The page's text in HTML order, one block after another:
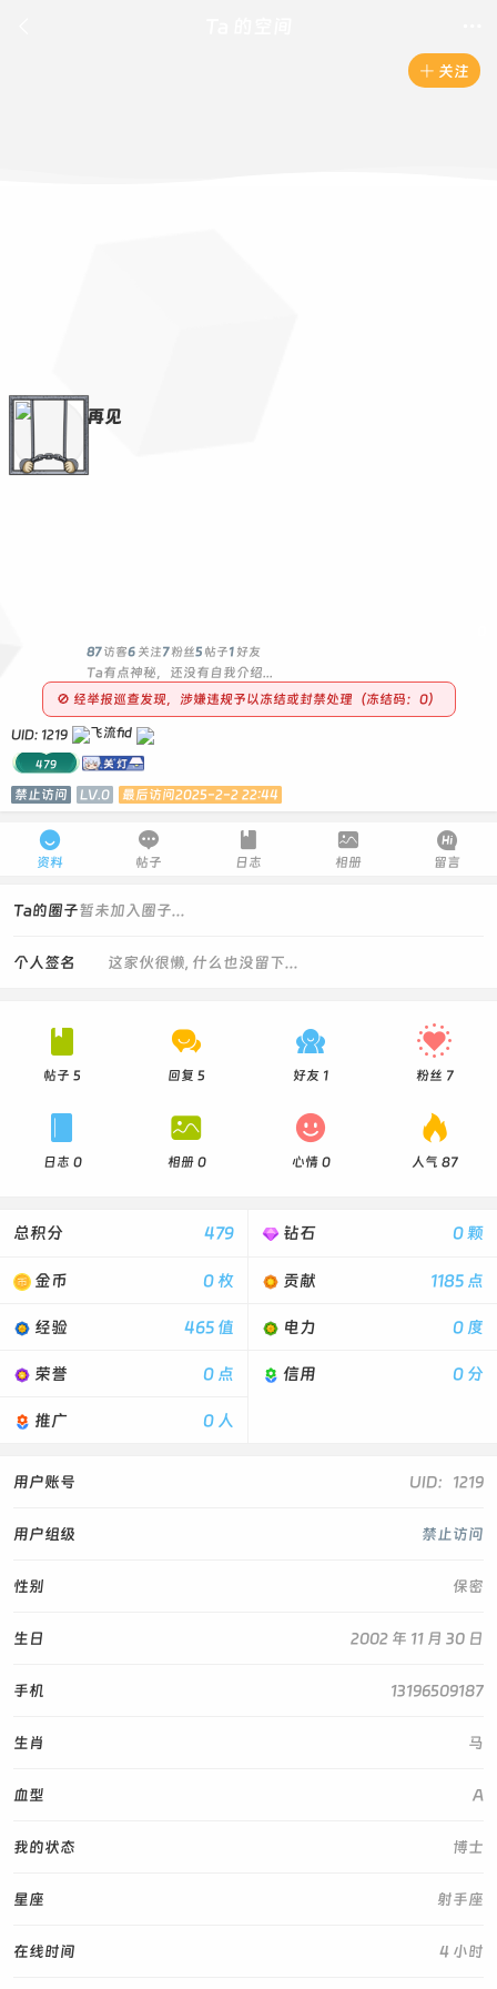
 关注
再见
87 访客6 关注7粉丝5 帖子1 好友
Ta有点神秘，还没有自我介绍...
🚫 经举报巡查发现，涉嫌违规予以冻结或封禁处理（冻结码：0）
UID: 1219
479
禁止访问 LV.0 最后访问2025-2-2 22:44

资料

帖子

日志

相册

留言
Ta的圈子暂未加入圈子...
这家伙很懒, 什么也没留下...
个人签名

帖子 5

回复 5

好友 1

粉丝 7

日志 0

相册 0

心情 0

人气 87
479
总积分 0 颗
钻石
0 枚
金币 1185 点
贡献
465 值
经验 0 度
电力
0 点
荣誉 0 分
信用
0 人
推广
UID：1219
用户账号
禁止访问
用户组级
保密
性别
2002 年 11 月 30 日
生日
13196509187
手机
马
生肖
A
血型
博士
我的状态
射手座
星座
4 小时
在线时间